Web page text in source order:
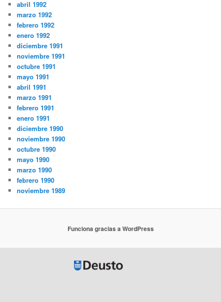
abril 1992
marzo 1992
febrero 1992
enero 1992
diciembre 1991
noviembre 1991
octubre 1991
mayo 1991
abril 1991
marzo 1991
febrero 1991
enero 1991
diciembre 1990
noviembre 1990
octubre 1990
mayo 1990
marzo 1990
febrero 1990
noviembre 1989
Funciona gracias a WordPress